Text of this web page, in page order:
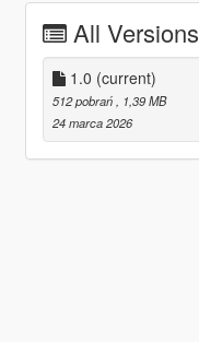
All Versions
1.0 (current)
512 pobrań
, 1,39 MB
24 marca 2026